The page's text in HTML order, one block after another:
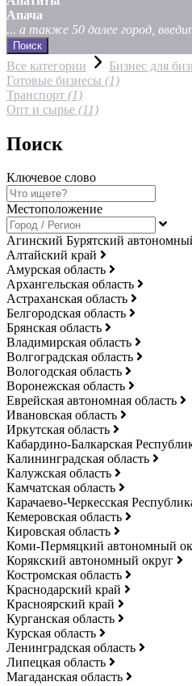
Апача
... а также 50 далее город,
Поиск
Все категории Бизнес для
Готовые бизнесы (1)
Транспорт (1)
Опт и сырье (11)
Поиск
Ключевое слово
Местоположение
Агинский Бурятский
Алтайский край
Амурская область
Архангельская область
Астраханская область
Белгородская область
Брянская область
Владимирская область
Волгоградская область
Вологодская область
Воронежская область
Еврейская автономная область
Ивановская область
Иркутская область
Кабардино-Балкарская
Калининградская область
Калужская область
Камчатская область
Карачаево-Черкесская
Кемеровская область
Кировская область
Коми-Пермяцкий автономный
Корякский автономный округ
Костромская область
Краснодарский край
Красноярский край
Курганская область
Курская область
Ленинградская область
Липецкая область
Магаданская область